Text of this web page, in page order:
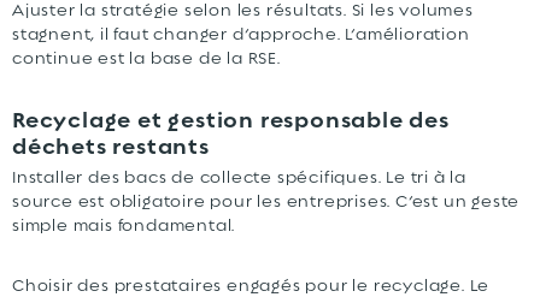
Ajuster la stratégie selon les résultats. Si les volumes
stagnent, il faut changer d’approche. L’amélioration
continue est la base de la RSE.
Recyclage et gestion responsable des
déchets restants
Installer des bacs de collecte spécifiques. Le tri à la
source est obligatoire pour les entreprises. C’est un geste
simple mais fondamental.
Choisir des prestataires engagés pour le recyclage. Le